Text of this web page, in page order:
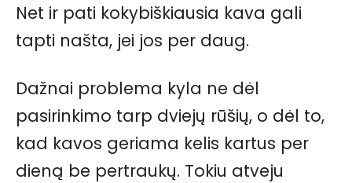
Net ir pati kokybiškiausia kava gali
tapti našta, jei jos per daug.
Dažnai problema kyla ne dėl
pasirinkimo tarp dviejų rūšių, o dėl to,
kad kavos geriama kelis kartus per
dieną be pertraukų. Tokiu atveju